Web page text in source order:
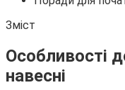
Зміст
Особливості
навесні